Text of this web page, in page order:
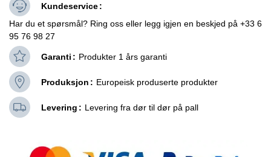
Kundeservice
Har du et spørsmål? Ring oss eller legg igjen en beskjed på +33 6
95 76 98 27
Garanti Produkter 1 års garanti
Produksjon Europeisk produserte produkter
Levering Levering fra dør til dør på pall